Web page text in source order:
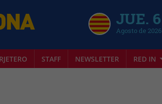
JUE. 6
Agosto de 2026
STAFF NEWSLETTER RED IN